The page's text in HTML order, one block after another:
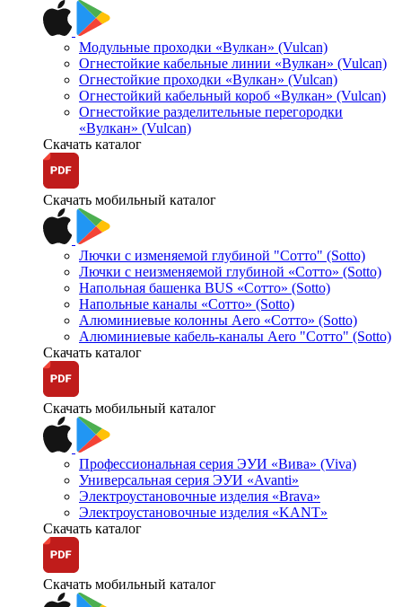
Модульные проходки «Вулкан» (Vulcan)
Огнестойкие кабельные линии «Вулкан» (Vulcan)
Огнестойкие проходки «Вулкан» (Vulcan)
Огнестойкий кабельный короб «Вулкан» (Vulcan)
Огнестойкие разделительные перегородки
«Вулкан» (Vulcan)
Скачать каталог
Скачать мобильный каталог
Лючки с изменяемой глубиной "Сотто" (Sotto)
Лючки с неизменяемой глубиной «Сотто» (Sotto)
Напольная башенка BUS «Сотто» (Sotto)
Напольные каналы «Сотто» (Sotto)
Алюминиевые колонны Aero «Сотто» (Sotto)
Алюминиевые кабель-каналы Aero "Сотто" (Sotto)
Скачать каталог
Скачать мобильный каталог
Профессиональная серия ЭУИ «Вива» (Viva)
Универсальная серия ЭУИ «Avanti»
Электроустановочные изделия «Brava»
Электроустановочные изделия «KANT»
Скачать каталог
Скачать мобильный каталог